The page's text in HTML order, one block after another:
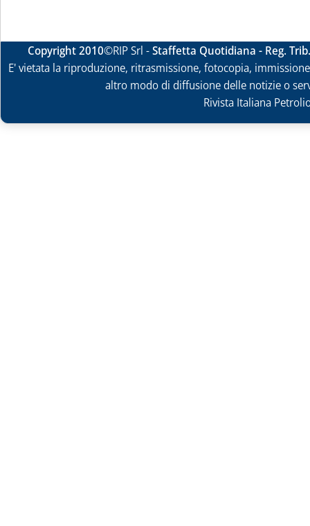
Copyright 2010©RIP Srl -Staffetta Quotidiana - Reg.
E' vietata la riproduzione, ritrasmissione, fotocopia,
altro modo di diffusione delle notizie o
Rivista Italiana